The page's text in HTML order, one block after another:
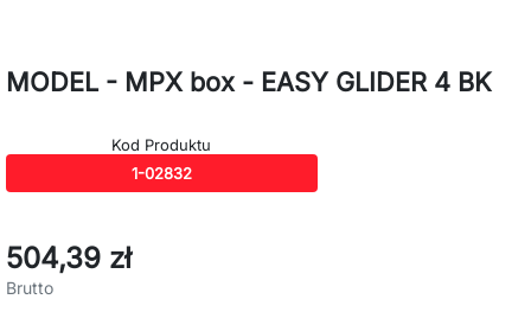
MODEL - MPX box - EASY GLIDER 4 BK
Kod Produktu
1-02832
504,39 zł
Brutto